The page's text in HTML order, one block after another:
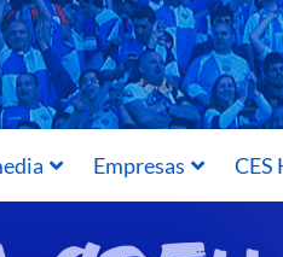
Empresas CES